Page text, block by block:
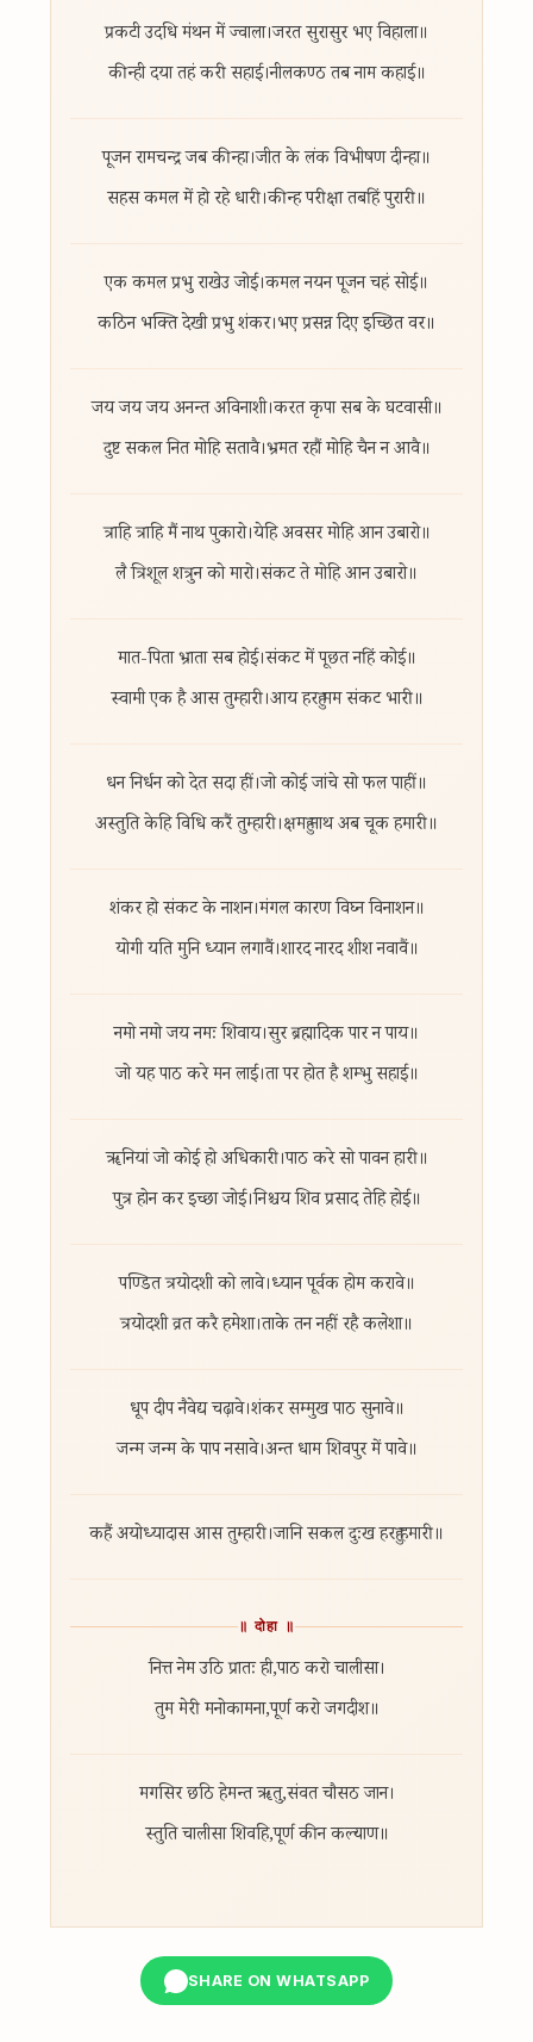
प्रकटी उदधि मंथन में ज्वाला।जरत सुरासुर भए विहाला॥
कीन्ही दया तहं करी सहाई।नीलकण्ठ तब नाम कहाई॥
पूजन रामचन्द्र जब कीन्हा।जीत के लंक विभीषण दीन्हा॥
सहस कमल में हो रहे धारी।कीन्ह परीक्षा तबहिं पुरारी॥
एक कमल प्रभु राखेउ जोई।कमल नयन पूजन चहं सोई॥
कठिन भक्ति देखी प्रभु शंकर।भए प्रसन्न दिए इच्छित वर॥
जय जय जय अनन्त अविनाशी।करत कृपा सब के घटवासी॥
दुष्ट सकल नित मोहि सतावै।भ्रमत रहौं मोहि चैन न आवै॥
त्राहि त्राहि मैं नाथ पुकारो।येहि अवसर मोहि आन उबारो॥
लै त्रिशूल शत्रुन को मारो।संकट ते मोहि आन उबारो॥
मात-पिता भ्राता सब होई।संकट में पूछत नहिं कोई॥
स्वामी एक है आस तुम्हारी।आय हरहु मम संकट भारी॥
धन निर्धन को देत सदा हीं।जो कोई जांचे सो फल पाहीं॥
अस्तुति केहि विधि करैं तुम्हारी।क्षमहु नाथ अब चूक हमारी॥
शंकर हो संकट के नाशन।मंगल कारण विघ्न विनाशन॥
योगी यति मुनि ध्यान लगावैं।शारद नारद शीश नवावैं॥
नमो नमो जय नमः शिवाय।सुर ब्रह्मादिक पार न पाय॥
जो यह पाठ करे मन लाई।ता पर होत है शम्भु सहाई॥
ॠनियां जो कोई हो अधिकारी।पाठ करे सो पावन हारी॥
पुत्र होन कर इच्छा जोई।निश्चय शिव प्रसाद तेहि होई॥
पण्डित त्रयोदशी को लावे।ध्यान पूर्वक होम करावे॥
त्रयोदशी व्रत करै हमेशा।ताके तन नहीं रहै कलेशा॥
धूप दीप नैवेद्य चढ़ावे।शंकर सम्मुख पाठ सुनावे॥
जन्म जन्म के पाप नसावे।अन्त धाम शिवपुर में पावे॥
कहैं अयोध्यादास आस तुम्हारी।जानि सकल दुःख हरहु हमारी॥
॥ दोहा ॥
नित्त नेम उठि प्रातः ही,पाठ करो चालीसा।
तुम मेरी मनोकामना,पूर्ण करो जगदीश॥
मगसिर छठि हेमन्त ॠतु,संवत चौसठ जान।
स्तुति चालीसा शिवहि,पूर्ण कीन कल्याण॥
SHARE ON WHATSAPP